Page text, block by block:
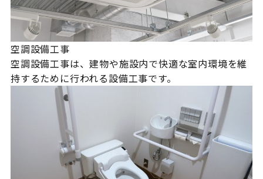
空調設備工事
空調設備工事は、建物や施設内で快適な室内環境を維
持するために行われる設備工事です。